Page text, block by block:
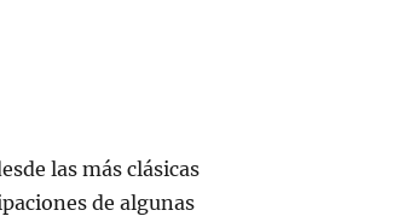
las más clásicas
de algunas